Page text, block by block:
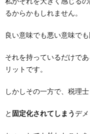
るからかもしれません。
良い意味でも悪い意味で
それを持っているだけで
リットです。
しかしその一方で、税理
と 固定化されてしまうデメ